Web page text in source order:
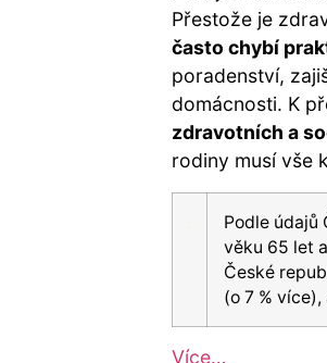
Přestože je
často chybí
poradenství,
domácnosti. K
zdravotních a
rodiny musí vše
Podle údajů
věku 65 let
České
(o 7 % více),
Více…